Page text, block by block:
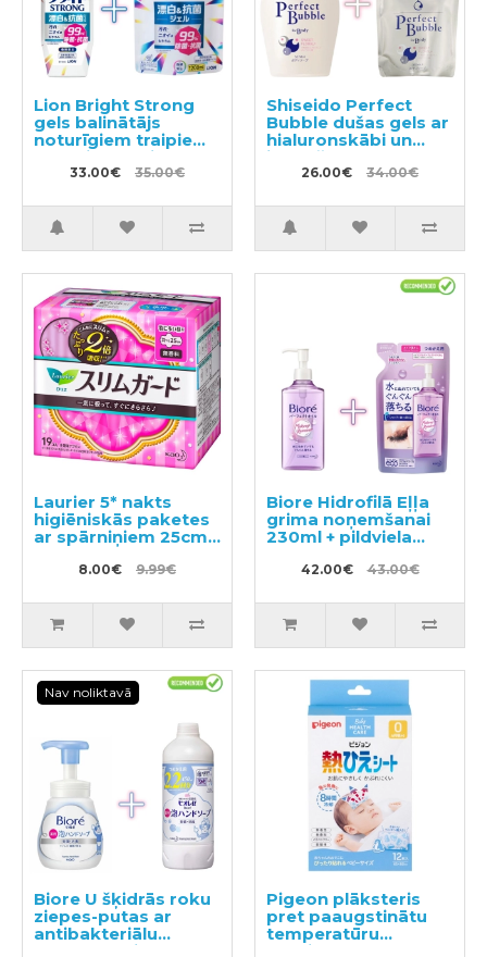
Lion Bright Strong
gels balinātājs
noturīgiem traipiem
ar antibakteriālu
efektu 510ml +
33.00€ 35.00€
Shiseido Perfect
Bubble dušas gels ar
hialuronskābi un
ilgstošu
dezodorējošu efektu
350ml
26.00€ 34.00€
Laurier 5* nakts
higiēniskās paketes
ar spārniņiem 25cm
8.00€ 9.99€
Biore Hidrofilā Eļļa
grima noņemšanai
230ml + pildviela
42.00€ 43.00€
Nav noliktavā
Biore U šķidrās roku
ziepes-putas ar
antibakteriālu
efektu, ar vieglu
Pigeon plāksteris
pret paaugstinātu
temperatūru
bērniem 12gab